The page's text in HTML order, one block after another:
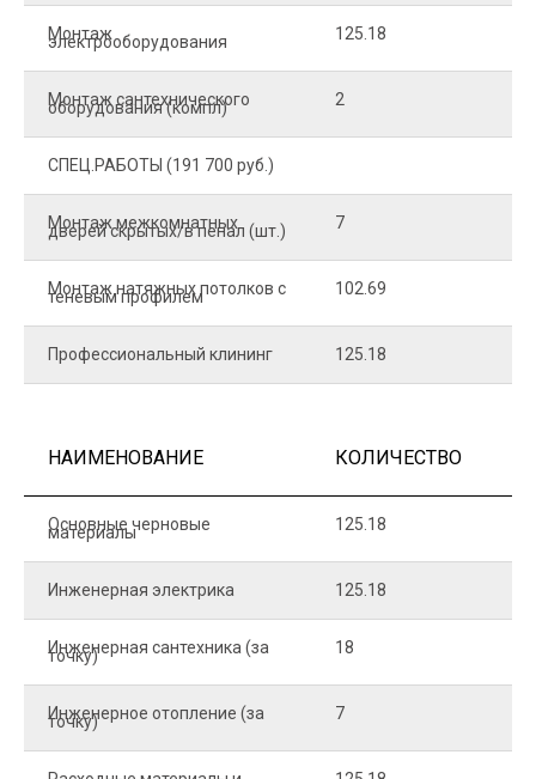
Монтаж
электрооборудования 125.18
Монтаж сантехнического
оборудования (компл) 2
СПЕЦ.РАБОТЫ (191 700 руб.)
Монтаж межкомнатных
дверей скрытых/в пенал (шт.) 7
Монтаж натяжных потолков с
теневым профилем 102.69
Профессиональный клининг 125.18
НАИМЕНОВАНИЕ КОЛИЧЕСТВО
Основные черновые
материалы 125.18
Инженерная электрика 125.18
Инженерная сантехника (за
точку) 18
Инженерное отопление (за
точку) 7